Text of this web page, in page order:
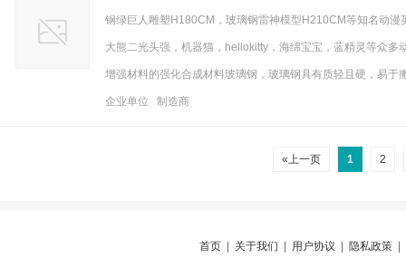
钢绿巨人雕塑H180CM，玻璃钢雷神模型H210CM等知名动
大熊二光头强，机器猫，hellokitty，海绵宝宝，蓝精灵等众
增强材料的强化合成材料玻璃钢，玻璃钢具有质轻且硬，易
企业单位 制造商
«上一页 1 2
首页 关于我们 用户协议 隐私政策